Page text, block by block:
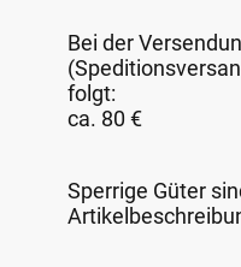
Bei der
folgt:
ca. 80 €
Sperrige Güter